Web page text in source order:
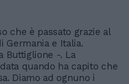
che è passato grazie al
Germania e Italia.
Buttiglione -. La
quando ha capito che
Diamo ad ognuno i